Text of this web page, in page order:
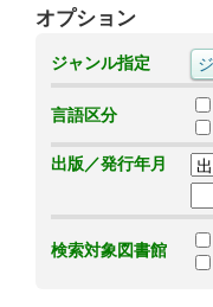
オプション
ジャンル指定
言語区分
出版／発行年月
検索対象図書館